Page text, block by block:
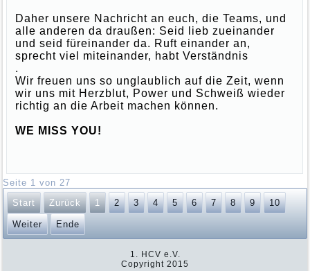
Daher unsere Nachricht an euch, die Teams, und
alle anderen da draußen: Seid lieb zueinander
und seid füreinander da. Ruft einander an,
sprecht viel miteinander, habt Verständnis
.
Wir freuen uns so unglaublich auf die Zeit, wenn
wir uns mit Herzblut, Power und Schweiß wieder
richtig an die Arbeit machen können.
WE MISS YOU!
Seite 1 von 27
Start
Zurück 1 2 3 4 5 6 7 8 9 10
Weiter Ende
1. HCV e.V.
Copyright 2015